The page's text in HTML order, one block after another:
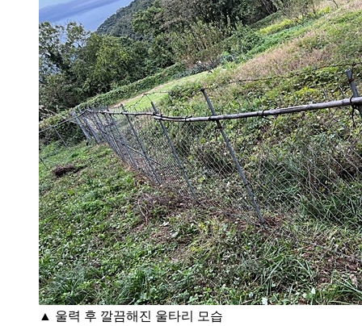
▲ 울력 후 깔끔해진 울타리 모습